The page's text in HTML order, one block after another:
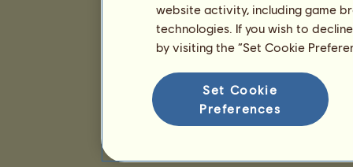
website activity, including game
technologies. If you wish to
by visiting the “Set Cookie
Set Cookie
Preferences